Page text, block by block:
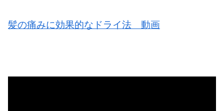
髪の痛みに効果的なドライ法 動画